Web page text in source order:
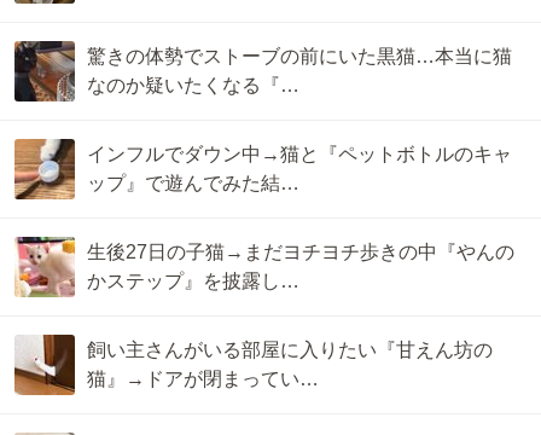
驚きの体勢でストーブの前にいた黒猫…本当に猫
なのか疑いたくなる『…
インフルでダウン中→猫と『ペットボトルのキャ
ップ』で遊んでみた結…
生後27日の子猫→まだヨチヨチ歩きの中『やんの
かステップ』を披露し…
飼い主さんがいる部屋に入りたい『甘えん坊の
猫』→ドアが閉まってい…